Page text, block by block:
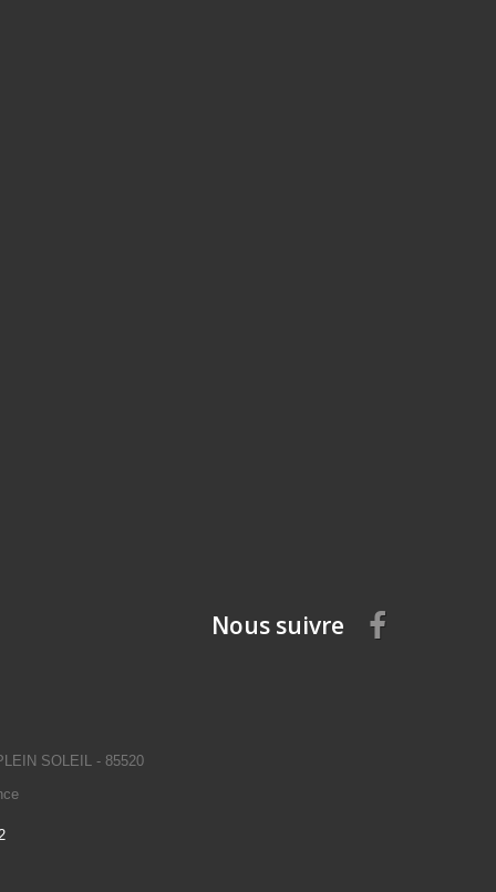
Nous suivre
SOLEIL - 85520